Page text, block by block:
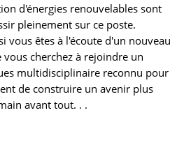
d'énergies renouvelables sont
pleinement sur ce poste.
vous êtes à l'écoute d'un nouveau
cherchez à rejoindre un
multidisciplinaire reconnu pour
de construire un avenir plus
avant tout. . .